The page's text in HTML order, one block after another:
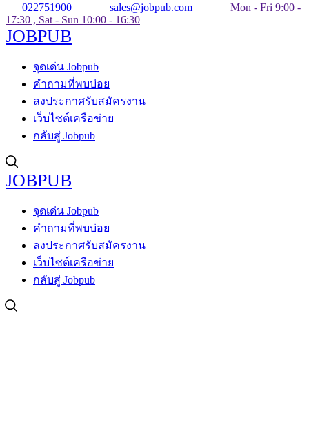
022751900
sales@jobpub.com
Mon - Fri 9:00 -
17:30 , Sat - Sun 10:00 - 16:30
JOBPUB
จุดเด่น Jobpub
คำถามที่พบบ่อย
ลงประกาศรับสมัครงาน
เว็บไซต์เครือข่าย
กลับสู่ Jobpub
JOBPUB
จุดเด่น Jobpub
คำถามที่พบบ่อย
ลงประกาศรับสมัครงาน
เว็บไซต์เครือข่าย
กลับสู่ Jobpub